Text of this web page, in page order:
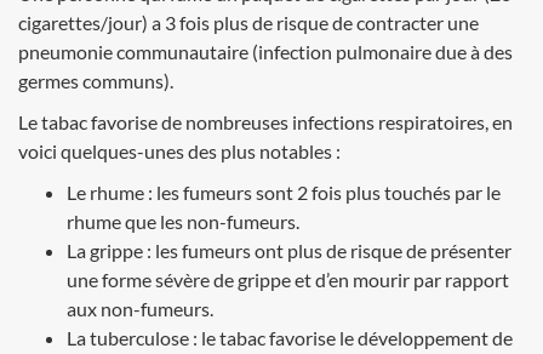
cigarettes/jour) a 3 fois plus de risque de contracter une
pneumonie communautaire (infection pulmonaire due à des
germes communs).
Le tabac favorise de nombreuses infections respiratoires, en
voici quelques-unes des plus notables :
Le rhume : les fumeurs sont 2 fois plus touchés par le
rhume que les non-fumeurs.
La grippe : les fumeurs ont plus de risque de présenter
une forme sévère de grippe et d’en mourir par rapport
aux non-fumeurs.
La tuberculose : le tabac favorise le développement de